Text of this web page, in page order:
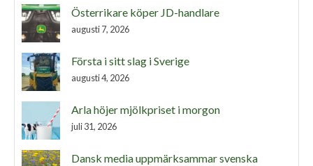
Österrikare köper JD-handlare
augusti 7, 2026
Första i sitt slag i Sverige
augusti 4, 2026
Arla höjer mjölkpriset i morgon
juli 31, 2026
Dansk media uppmärksammar svenska